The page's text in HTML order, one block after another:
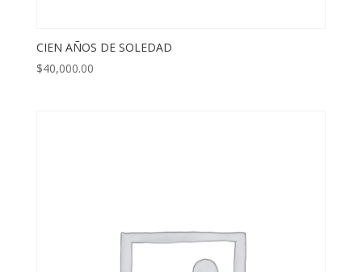
CIEN AÑOS DE SOLEDAD
$40,000.00